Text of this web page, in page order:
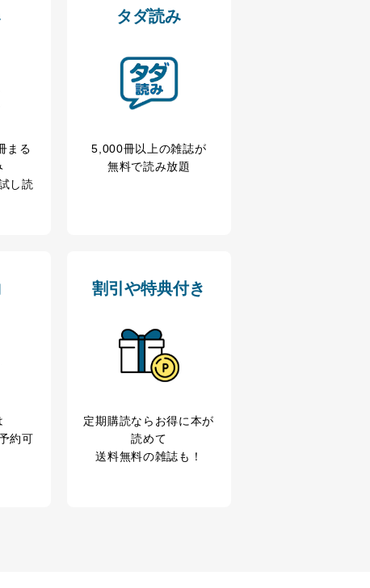
の広告の案内のため
歴等の情報を分析して、趣
業からのｅメール等による商
ため
など応対品質向上のため
利用目的達成のため
、下記4.の開示等のご請求に
とはありません。ただし、
まる
し読
タダ読み
5,000冊以上の雑誌が
無料で読み放題
約可
割引や特典付き
定期購読なら お得に本が
読めて
送料無料の雑誌も！